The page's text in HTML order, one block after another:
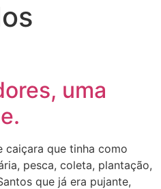
uma
caiçara que tinha como
pesca, coleta, plantação,
que já era pujante,